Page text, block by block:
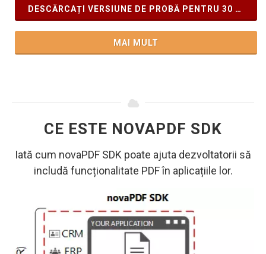
DESCĂRCAȚI VERSIUNE DE PROBĂ PENTRU 30 ZILE
MAI MULT
CE ESTE NOVAPDF SDK
Iată cum novaPDF SDK poate ajuta dezvoltatorii să
includă funcționalitate PDF în aplicațiile lor.